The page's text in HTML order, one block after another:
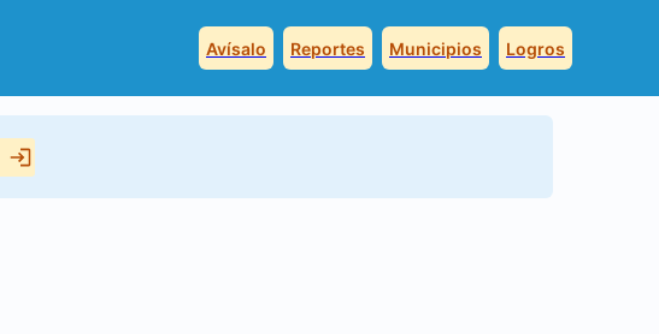
Avísalo Reportes Municipios Logros